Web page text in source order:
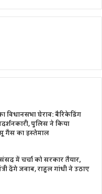
का विधानसभा घेराव: बैरिकेडिंग
पुलिस ने किया
गैस का इस्तेमाल
में चर्चा को सरकार तैयार,
देंगे जवाब, राहुल गांधी ने उठाए